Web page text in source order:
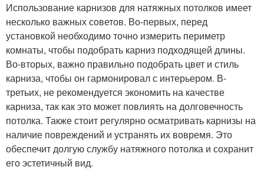
Использование карнизов для натяжных потолков имеет
несколько важных советов. Во-первых, перед
установкой необходимо точно измерить периметр
комнаты, чтобы подобрать карниз подходящей длины.
Во-вторых, важно правильно подобрать цвет и стиль
карниза, чтобы он гармонировал с интерьером. В-
третьих, не рекомендуется экономить на качестве
карниза, так как это может повлиять на долговечность
потолка. Также стоит регулярно осматривать карнизы на
наличие повреждений и устранять их вовремя. Это
обеспечит долгую службу натяжного потолка и сохранит
его эстетичный вид.